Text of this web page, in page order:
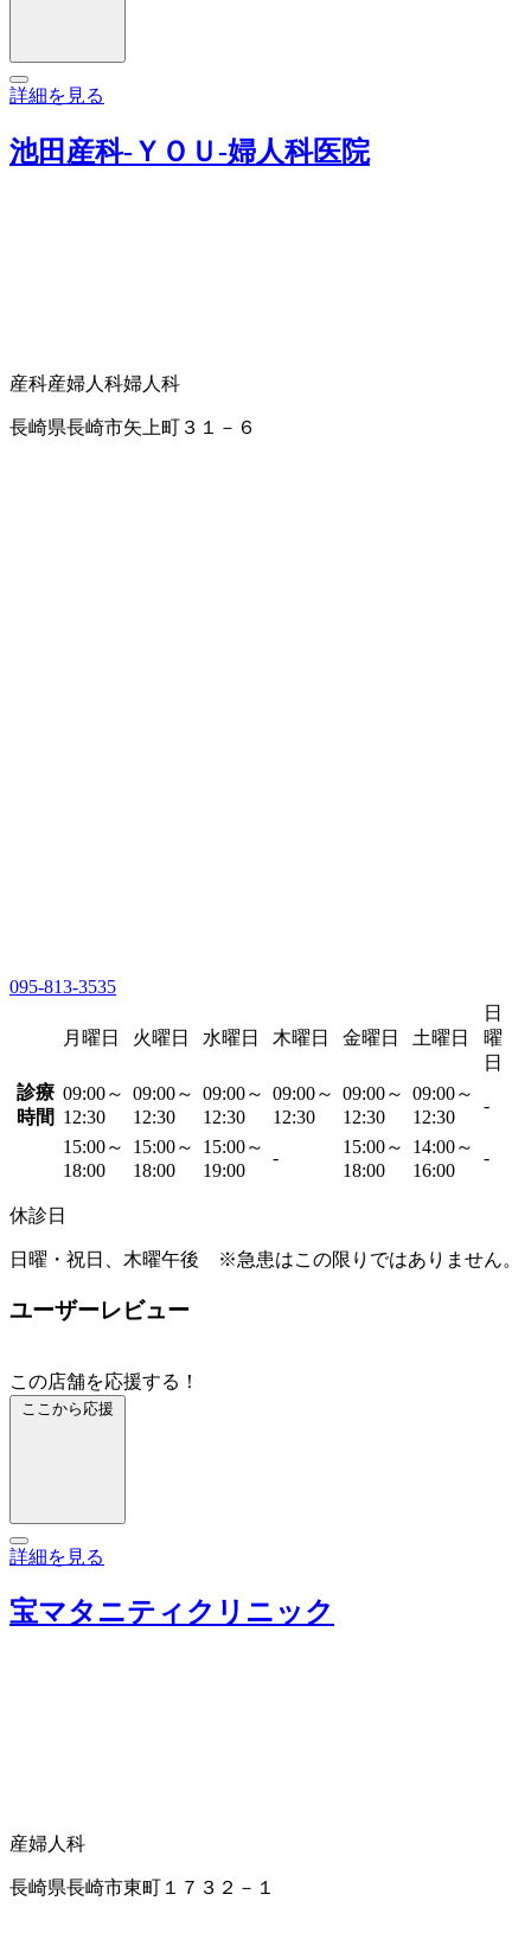
詳細を見る
池田産科‐ＹＯＵ‐婦人科医院
産科産婦人科婦人科
長崎県長崎市矢上町３１－６
095-813-3535
月曜日 火曜日 水曜日 木曜日 金曜日 土曜日
日
曜
日
診療
時間
09:00～
12:30
09:00～
12:30
09:00～
12:30
09:00～
12:30
09:00～
12:30
09:00～
12:30
-
15:00～
18:00
15:00～
18:00
15:00～
19:00
-
15:00～
18:00
14:00～
16:00
-
休診日
日曜・祝日、木曜午後 ※急患はこの限りではありません。
ユーザーレビュー
この店舗を応援する！
ここから応援
詳細を見る
宝マタニティクリニック
産婦人科
長崎県長崎市東町１７３２－１